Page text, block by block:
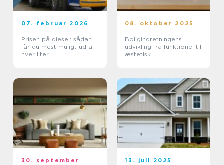
07. februar 2026
Prisen på diesel: sådan
får du mest muligt ud af
hver liter
08. oktober 2025
Boligindretningens
udvikling fra funktionel til
æstetisk
30. september
13. juli 2025